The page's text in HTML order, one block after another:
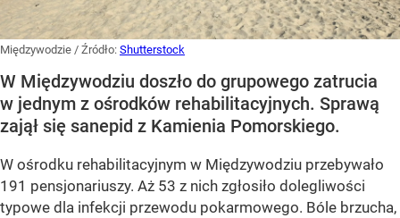
Międzywodzie / Źródło: Shutterstock
W Międzywodziu doszło do grupowego zatrucia
w jednym z ośrodków rehabilitacyjnych. Sprawą
zajął się sanepid z Kamienia Pomorskiego.
W ośrodku rehabilitacyjnym w Międzywodziu przebywało
191 pensjonariuszy. Aż 53 z nich zgłosiło dolegliwości
typowe dla infekcji przewodu pokarmowego. Bóle brzucha,